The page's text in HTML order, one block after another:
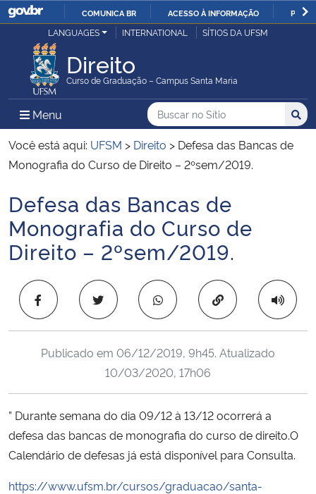
IR
COMUNICA BR ACESSO À INFORMAÇÃO
Ministério da Justiça e Segurança Pública
Ministério da Defesa
Ministério das Relações Exteriores
Ministério da Infraestrutura
Ministério da Agricultura, Pecuária e Abastecimento
Ministério da Educação
Ministério da Ciência, Tecnologia, Inovações e Comunicações
LANGUAGES INTERNATIONAL SÍTIOS DA UFSM
Direito
Curso de Graduação – Campus Santa Maria
Menu Menu Principal do Sítio
Busca
Buscar no no Sítio
Busca:
Você está aqui: UFSM > Direito > Defesa das Bancas de
Monografia do Curso de Direito – 2ºsem/2019.
Início do conteúdo
Defesa das Bancas de
Monografia do Curso de
Direito – 2ºsem/2019.
Copiar para área
Publicado em 06/12/2019, 9h45. Atualizado
10/03/2020, 17h06
” Durante semana do dia 09/12 à 13/12 ocorrerá a
defesa das bancas de monografia do curso de direito.O
Calendário de defesas já está disponível para Consulta.
https://www.ufsm.br/cursos/graduacao/santa-